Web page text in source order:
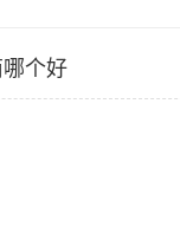
个好